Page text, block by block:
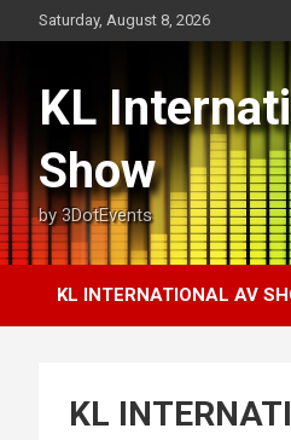
to
Saturday, August 8, 2026
KL
Show
by 3DotEvents
KL INTERNATIONAL AV
KL